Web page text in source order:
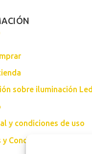
sobre iluminación Led
y condiciones de uso
Condiciones Generales